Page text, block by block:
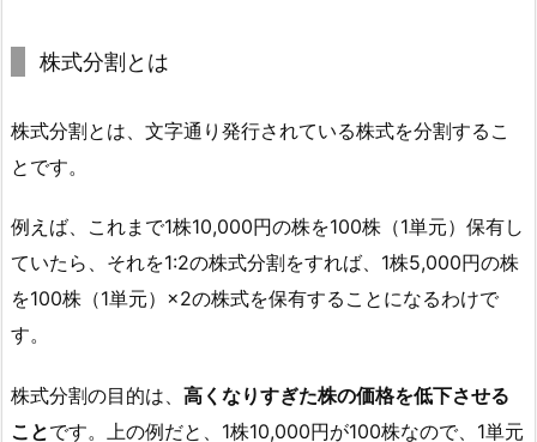
株式分割とは
株式分割とは、文字通り発行されている株式を分割するこ
とです。
例えば、これまで1株10,000円の株を100株（1単元）保有し
ていたら、それを1:2の株式分割をすれば、1株5,000円の株
を100株（1単元）×2の株式を保有することになるわけで
す。
株式分割の目的は、 高くなりすぎた株の価格を低下させる
ことです。上の例だと、1株10,000円が100株なので、1単元